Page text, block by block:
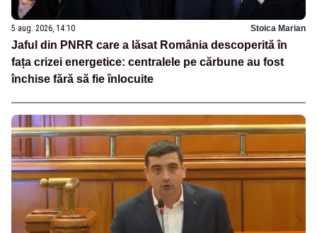
5 aug. 2026, 14:10 Stoica Marian
Jaful din PNRR care a lăsat România descoperită în
fața crizei energetice: centralele pe cărbune au fost
închise fără să fie înlocuite